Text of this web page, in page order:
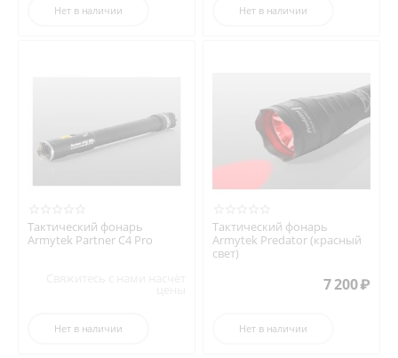
Нет в наличии Нет в наличии
Тактический фонарь
Armytek Partner C4 Pro
Нет в наличии
Тактический фонарь
Armytek Predator (красный
свет)
7 200₽
Нет в наличии